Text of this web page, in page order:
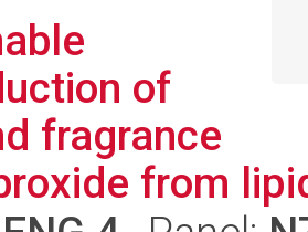
of
fragrance
from